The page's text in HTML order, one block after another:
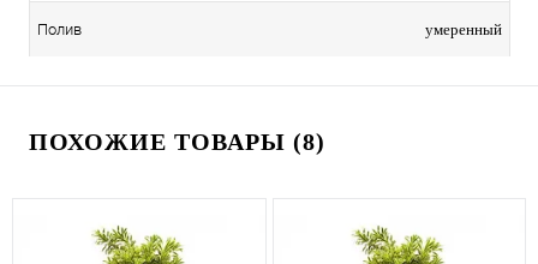
Полив умеренный
ПОХОЖИЕ ТОВАРЫ (8)